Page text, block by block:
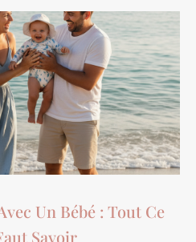
Un Bébé : Tout Ce
Savoir